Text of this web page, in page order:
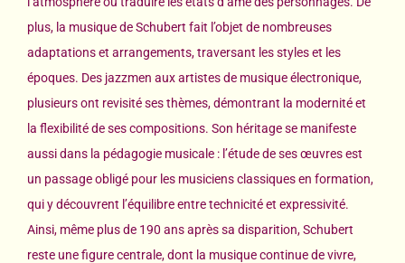
plus, la musique de Schubert fait l’objet de nombreuses
adaptations et arrangements, traversant les styles et les
époques. Des jazzmen aux artistes de musique électronique,
plusieurs ont revisité ses thèmes, démontrant la modernité et
la flexibilité de ses compositions. Son héritage se manifeste
aussi dans la pédagogie musicale : l’étude de ses œuvres est
un passage obligé pour les musiciens classiques en formation,
qui y découvrent l’équilibre entre technicité et expressivité.
Ainsi, même plus de 190 ans après sa disparition, Schubert
reste une figure centrale, dont la musique continue de vivre,